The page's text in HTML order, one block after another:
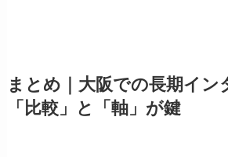
まとめ｜大阪での長期イン
「比較」と「軸」が鍵